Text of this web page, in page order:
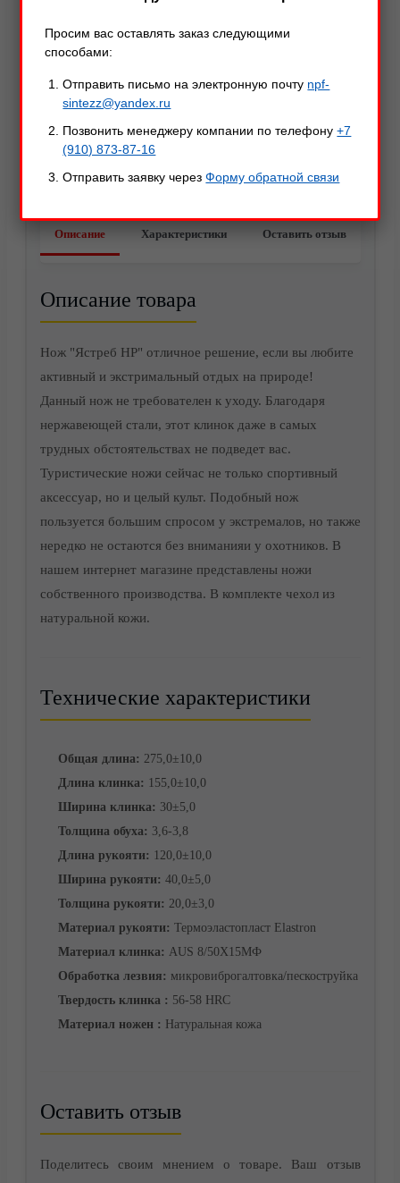
Доставка
Корзина
Контакты
Описание Характеристики Оставить отзыв
Описание товара
Нож "Ястреб НР" отличное решение, если вы любите
активный и экстримальный отдых на природе!
Данный нож не требователен к уходу. Благодаря
нержавеющей стали, этот клинок даже в самых
трудных обстоятельствах не подведет вас.
Туристические ножи сейчас не только спортивный
аксессуар, но и целый культ. Подобный нож
пользуется большим спросом у экстремалов, но также
нередко не остаются без вниманияи у охотников. В
нашем интернет магазине представлены ножи
собственного производства. В комплекте чехол из
натуральной кожи.
Технические характеристики
Общая длина: 275,0±10,0
Длина клинка: 155,0±10,0
Ширина клинка: 30±5,0
Толщина обуха: 3,6-3,8
Длина рукояти: 120,0±10,0
Ширина рукояти: 40,0±5,0
Толщина рукояти: 20,0±3,0
Материал рукояти: Термоэластопласт Elastron
Материал клинка: AUS 8/50Х15МФ
Обработка лезвия: микровиброгалтовка/пескоструйка
Твердость клинка : 56-58 HRC
Материал ножен : Натуральная кожа
Оставить отзыв
Поделитесь своим мнением о товаре. Ваш отзыв
Просим вас оставлять заказ следующими
способами:
Отправить письмо на электронную почту npf-
sintezz@yandex.ru
Позвонить менеджеру компании по телефону+7
(910) 873-87-16
Отправить заявку черезФорму обратной связи